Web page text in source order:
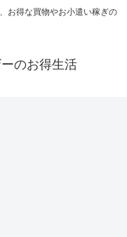
お得な買物やお小遣い稼ぎの
のお得生活